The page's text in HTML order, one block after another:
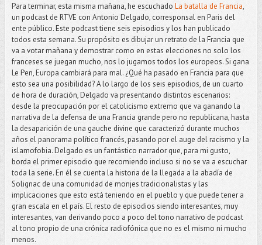
Para terminar, esta misma mañana, he escuchado La batalla de Francia,
un podcast de RTVE con Antonio Delgado, corresponsal en Paris del
ente público. Este podcast tiene seis episodios y los han publicado
todos esta semana. Su propósito es dibujar un retrato de la Francia que
va a votar mañana y demostrar como en estas elecciones no solo los
franceses se juegan mucho, nos lo jugamos todos los europeos. Si gana
Le Pen, Europa cambiará para mal. ¿Qué ha pasado en Francia para que
esto sea una posibilidad? A lo largo de los seis episodios, de un cuarto
de hora de duración, Delgado va presentando distintos escenarios:
desde la preocupación por el catolicismo extremo que va ganando la
narrativa de la defensa de una Francia grande pero no republicana, hasta
la desaparición de una gauche divine que caracterizó durante muchos
años el panorama político francés, pasando por el auge del racismo y la
islamofobia. Delgado es un fantástico narrador que, para mi gusto,
borda el primer episodio que recomiendo incluso si no se va a escuchar
toda la serie. En él se cuenta la historia de la llegada a la abadía de
Solignac de una comunidad de monjes tradicionalistas y las
implicaciones que esto está teniendo en el pueblo y que puede tener a
gran escala en el país. El resto de episodios siendo interesantes, muy
interesantes, van derivando poco a poco del tono narrativo de podcast
al tono propio de una crónica radiofónica que no es el mismo ni mucho
menos.